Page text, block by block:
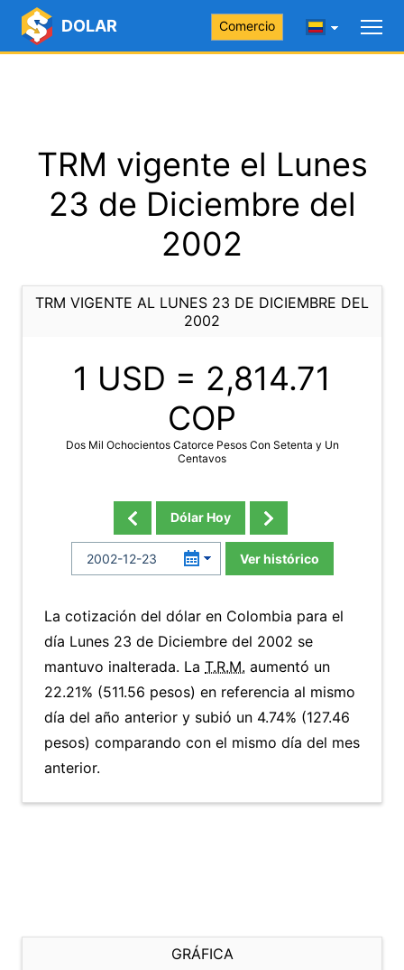
DOLAR Comercio
TRM vigente el Lunes
23 de Diciembre del
2002
TRM VIGENTE AL LUNES 23 DE DICIEMBRE DEL
2002
1 USD = 2,814.71
COP
Dos Mil Ochocientos Catorce Pesos Con Setenta y Un
Centavos
Dólar Hoy
Ver histórico
La cotización del dólar en Colombia para el
día Lunes 23 de Diciembre del 2002 se
mantuvo inalterada. La T.R.M. aumentó un
22.21% (511.56 pesos) en referencia al mismo
día del año anterior y subió un 4.74% (127.46
pesos) comparando con el mismo día del mes
anterior.
GRÁFICA